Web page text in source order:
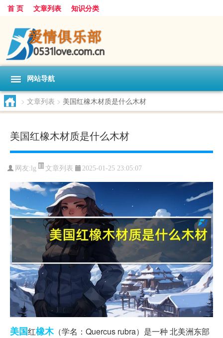
首 页 文章列表 知识分类
网站导航
> 文章列表 > 美国红橡木材质是什么木材
美国红橡木材质是什么木材
网友: lg 文章列表 2025-01-25 23:05:07
美国红橡木（学名：Quercus rubra）是一种 北美洲东部